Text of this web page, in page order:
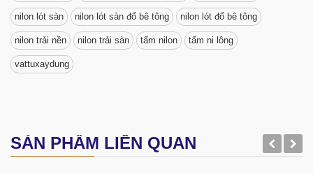
nilon lót sàn nilon lót sàn đổ bê tông nilon lót đổ bê tông
nilon trải nền nilon trải sàn tấm nilon tấm ni lông
vattuxaydung
SẢN PHẨM LIÊN QUAN